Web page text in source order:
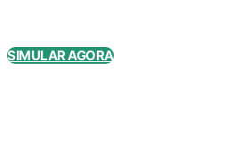
SIMULAR AGORA